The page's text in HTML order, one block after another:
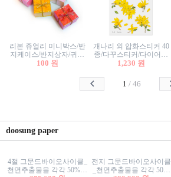
리본 쥬얼리 미니박스/반
지케이스/반지상자/귀걸
이상자/귀걸이박스/악세
100 원
개나리 외 압화스티커 40
종/다꾸스티커/다이어리
꾸미기/꽃스티커/자연물
1,230 원
1 /46
doosung paper
4절 그문드바이오사이클_
천연추출물을 각각 50%이
전지 그문드바이오사이클
_천연추출물을 각각 50%